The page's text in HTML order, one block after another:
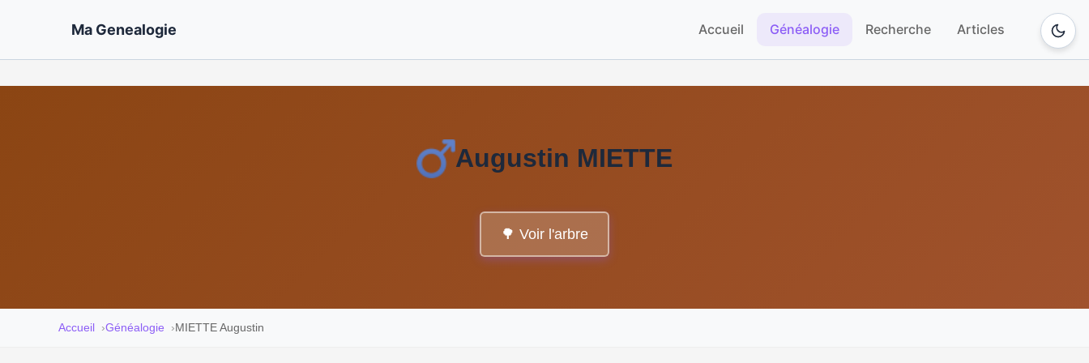
Ma Genealogie Accueil Généalogie Recherche Articles
Augustin MIETTE
🌳 Voir l'arbre
Accueil Généalogie MIETTE Augustin